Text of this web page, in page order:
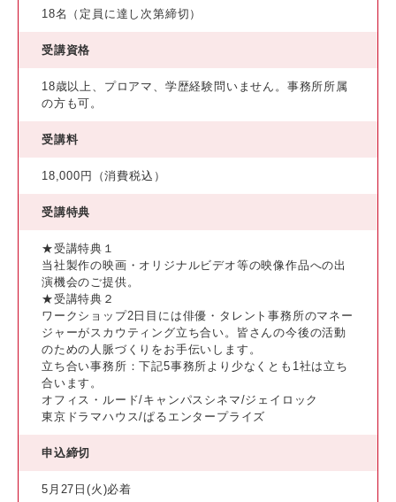
18名（定員に達し次第締切）
受講資格
18歳以上、プロアマ、学歴経験問いません。事務所所属
の方も可。
受講料
18,000円（消費税込）
受講特典
★受講特典１
当社製作の映画・オリジナルビデオ等の映像作品への出
演機会のご提供。
★受講特典２
ワークショップ2日目には俳優・タレント事務所のマネー
ジャーがスカウティング立ち合い。皆さんの今後の活動
のための人脈づくりをお手伝いします。
立ち合い事務所：下記5事務所より少なくとも1社は立ち
合います。
オフィス・ルード/キャンパスシネマ/ジェイロック
東京ドラマハウス/ぱるエンタープライズ
申込締切
5月27日(火)必着